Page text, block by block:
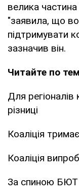
велика
"заявила, що
підтримувати
зазначив він.
Читайте по
Для регіоналів
різниці
Коаліція
Коаліція
За спиною БЮТ